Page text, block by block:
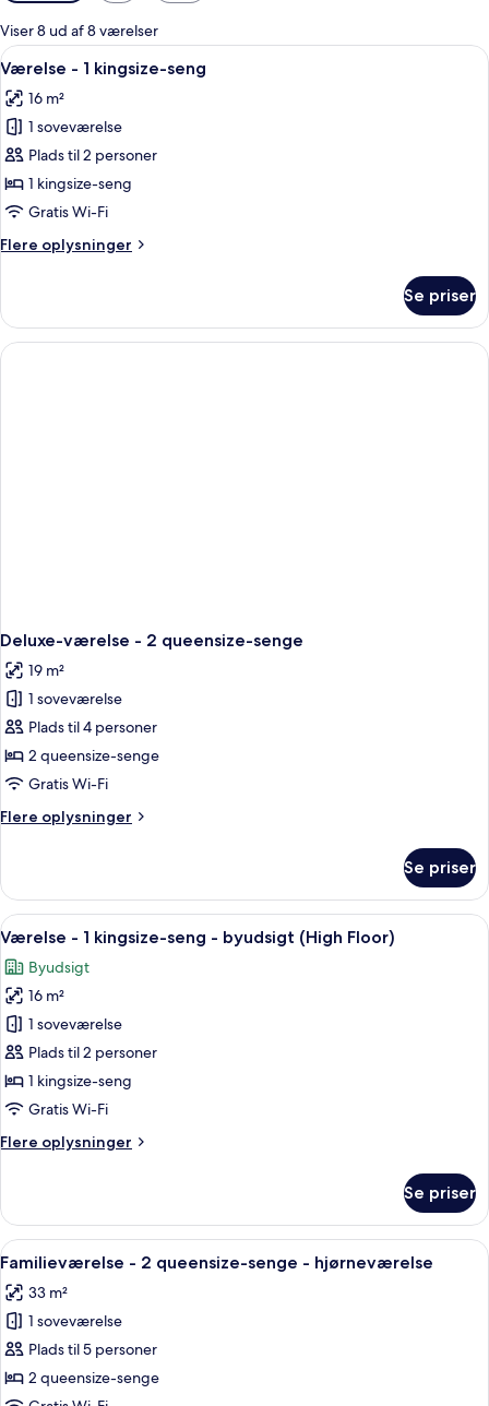
for
værelser
Viser 8 ud af 8 værelser
Indlæs
alle
billeder
af
Værelse
-
1
seng
Et moderne badeværelse med en
1
Værelse - 1 kingsize-seng
16 m²
1 soveværelse
Plads til 2 personer
1 kingsize-seng
Gratis Wi-Fi
Flere oplysninger
Flere
-
kingsize-
Se priser
Deluxe-værelse - 2 queensize-senge
19 m²
1 soveværelse
Plads til 4 personer
2 queensize-senge
Gratis Wi-Fi
Flere oplysninger
Flere
værelse
2
senge
Se priser
Indlæs
alle
billeder
af
Værelse
-
1
kingsize-
-
Floor)
Et moderne badeværelse med en
1
Værelse - 1 kingsize-seng - byudsigt (High Floor)
Byudsigt
16 m²
1 soveværelse
Plads til 2 personer
1 kingsize-seng
Gratis Wi-Fi
Flere oplysninger
Flere
-
kingsize-
byudsigt
(High
Floor)
Se priser
Indlæs
alle
billeder
af
Familieværelse
-
Et moderne badeværelse med en
1
Familieværelse - 2 queensize-senge - hjørneværelse
33 m²
1 soveværelse
Plads til 5 personer
2 queensize-senge